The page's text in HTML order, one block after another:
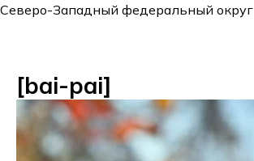
Северо-Западный федеральный округ
[bai-pai]